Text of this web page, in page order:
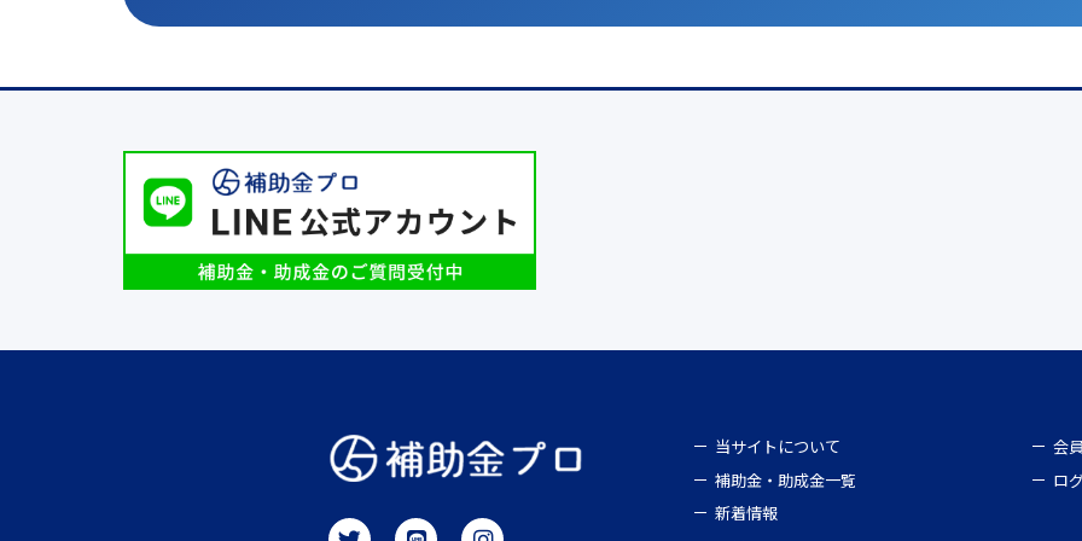
当サイトについて
補助金・助成金一覧
新着情報
会
ロ